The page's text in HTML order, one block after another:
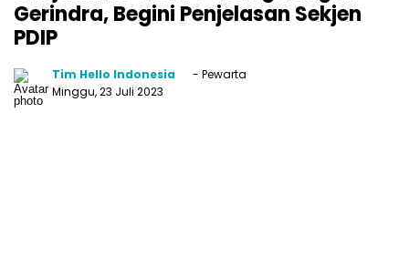
Gerindra, Begini Penjelasan Sekjen
PDIP
Tim Hello Indonesia
- Pewarta
Minggu, 23 Juli 2023